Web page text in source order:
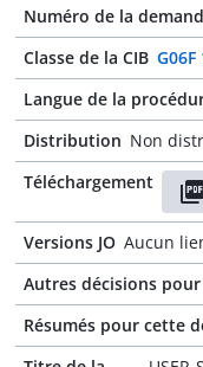
Numéro de la
Classe de la CIB G06F
Langue de la
Distribution Non
Téléchargement
Versions JO Aucun
Autres décisions
Résumés pour cette